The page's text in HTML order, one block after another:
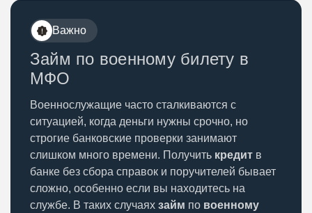
Важно
Займ по военному билету в
МФО
Военнослужащие часто сталкиваются с
ситуацией, когда деньги нужны срочно, но
строгие банковские проверки занимают
слишком много времени. Получить кредит в
банке без сбора справок и поручителей бывает
сложно, особенно если вы находитесь на
службе. В таких случаях займ по военному